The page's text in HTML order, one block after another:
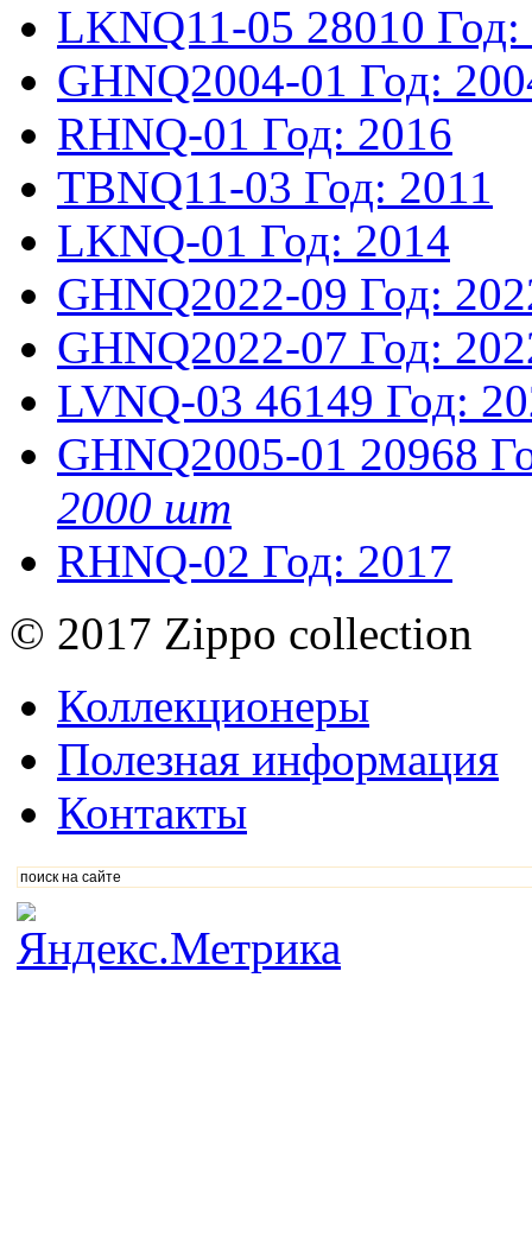
LKNQ11-05 28010 Год:
GHNQ2004-01 Год:
RHNQ-01 Год: 2016
TBNQ11-03 Год: 2011
LKNQ-01 Год: 2014
GHNQ2022-09 Год:
GHNQ2022-07 Год:
LVNQ-03 46149 Год:
GHNQ2005-01 20968
2000 шт
RHNQ-02 Год: 2017
© 2017 Zippo collection
Коллекционеры
Полезная информация
Контакты